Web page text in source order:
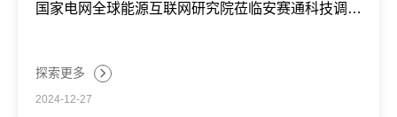
国家电网全球能源互联网研究院莅临安赛通科技调研
探索更多
2024-12-27